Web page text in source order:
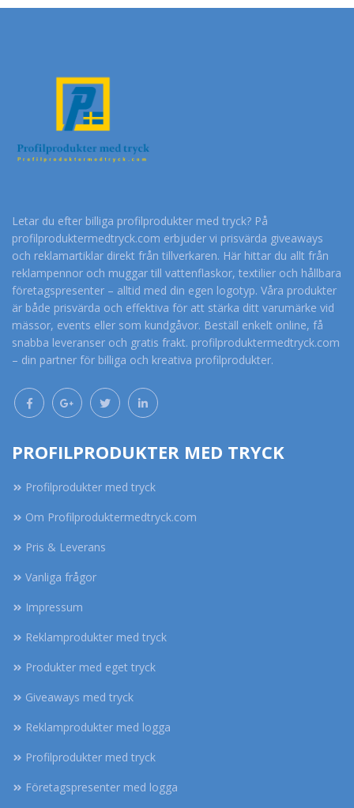
Letar du efter billiga profilprodukter med tryck? På
profilproduktermedtryck.com erbjuder vi prisvärda giveaways
och reklamartiklar direkt från tillverkaren. Här hittar du allt från
reklampennor och muggar till vattenflaskor, textilier och hållbara
företagspresenter – alltid med din egen logotyp. Våra produkter
är både prisvärda och effektiva för att stärka ditt varumärke vid
mässor, events eller som kundgåvor. Beställ enkelt online, få
snabba leveranser och gratis frakt. profilproduktermedtryck.com
– din partner för billiga och kreativa profilprodukter.
PROFILPRODUKTER MED TRYCK
Profilprodukter med tryck
Om Profilproduktermedtryck.com
Pris & Leverans
Vanliga frågor
Impressum
Reklamprodukter med tryck
Produkter med eget tryck
Giveaways med tryck
Reklamprodukter med logga
Profilprodukter med tryck
Företagspresenter med logga